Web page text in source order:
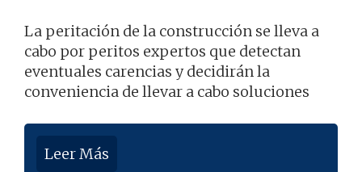
La peritación de la construcción se lleva a
cabo por peritos expertos que detectan
eventuales carencias y decidirán la
conveniencia de llevar a cabo soluciones
Leer Más